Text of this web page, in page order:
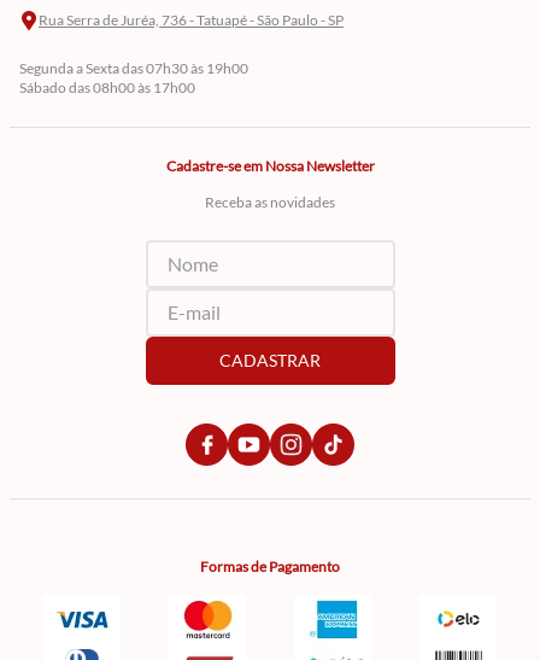
Rua Serra de Juréa, 736 - Tatuapé - São Paulo - SP
Segunda a Sexta das 07h30 às 19h00
Sábado das 08h00 às 17h00
Cadastre-se em Nossa Newsletter
Receba as novidades
CADASTRAR
Formas de Pagamento